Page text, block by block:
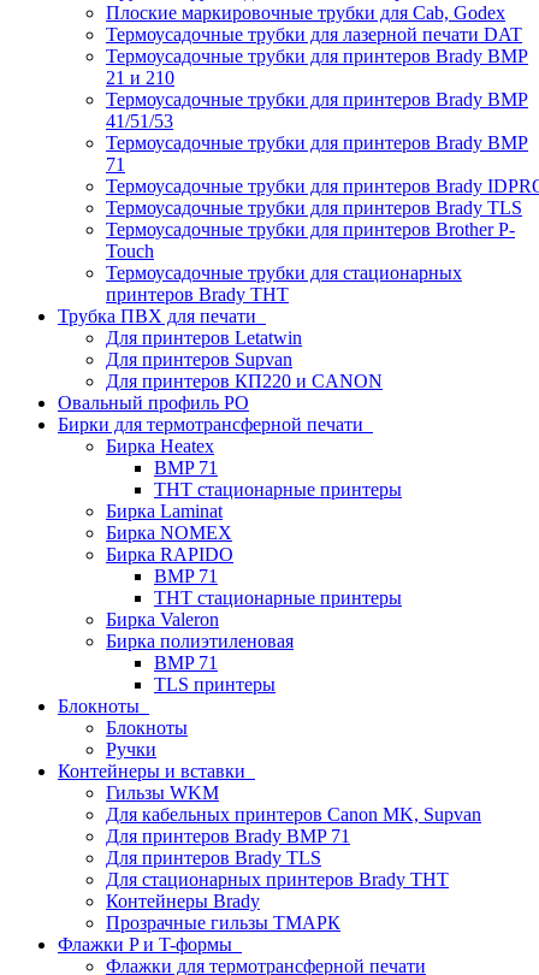
Плоские маркировочные трубки для Cab, Godex
Термоусадочные трубки для лазерной печати DAT
Термоусадочные трубки для принтеров Brady BMP
21 и 210
Термоусадочные трубки для принтеров Brady BMP
41/51/53
Термоусадочные трубки для принтеров Brady BMP
71
Термоусадочные трубки для принтеров Brady
Термоусадочные трубки для принтеров Brady TLS
Термоусадочные трубки для принтеров Brother P-
Touch
Термоусадочные трубки для стационарных
принтеров Brady THT
Трубка ПВХ для печати
Для принтеров Letatwin
Для принтеров Supvan
Для принтеров КП220 и CANON
Овальный профиль PO
Бирки для термотрансферной печати
Бирка Heatex
BMP 71
THT стационарные принтеры
Бирка Laminat
Бирка NOMEX
Бирка RAPIDO
BMP 71
THT стационарные принтеры
Бирка Valeron
Бирка полиэтиленовая
BMP 71
TLS принтеры
Блокноты
Блокноты
Ручки
Контейнеры и вставки
Гильзы WKM
Для кабельных принтеров Canon MK, Supvan
Для принтеров Brady BMP 71
Для принтеров Brady TLS
Для стационарных принтеров Brady THT
Контейнеры Brady
Прозрачные гильзы ТМАРК
Флажки P и T-формы
Флажки для термотрансферной печати